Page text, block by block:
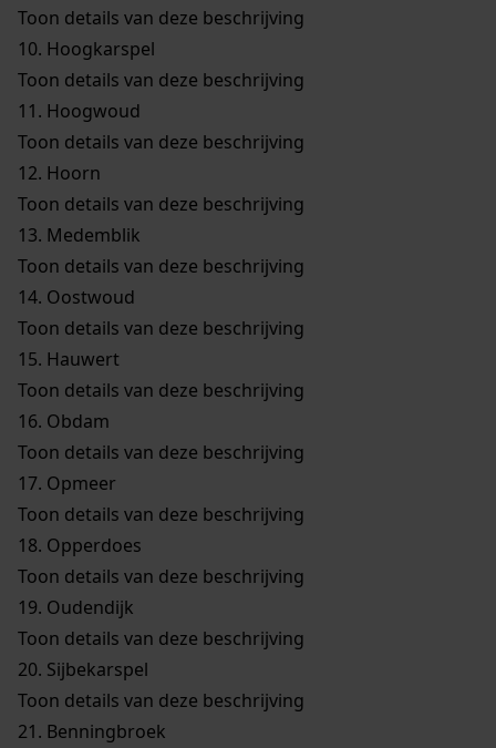
Toon details van deze beschrijving
10. Hoogkarspel
Toon details van deze beschrijving
11. Hoogwoud
Toon details van deze beschrijving
12. Hoorn
Toon details van deze beschrijving
13. Medemblik
Toon details van deze beschrijving
14. Oostwoud
Toon details van deze beschrijving
15. Hauwert
Toon details van deze beschrijving
16. Obdam
Toon details van deze beschrijving
17. Opmeer
Toon details van deze beschrijving
18. Opperdoes
Toon details van deze beschrijving
19. Oudendijk
Toon details van deze beschrijving
20. Sijbekarspel
Toon details van deze beschrijving
21. Benningbroek